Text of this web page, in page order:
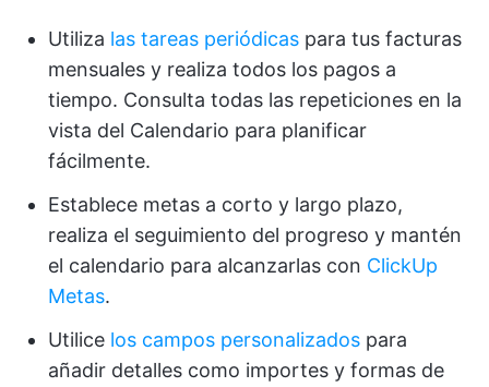
Utiliza las tareas periódicas para tus facturas
mensuales y realiza todos los pagos a
tiempo. Consulta todas las repeticiones en la
vista del Calendario para planificar
fácilmente.
Establece metas a corto y largo plazo,
realiza el seguimiento del progreso y mantén
el calendario para alcanzarlas con ClickUp
Metas.
Utilice los campos personalizados para
añadir detalles como importes y formas de